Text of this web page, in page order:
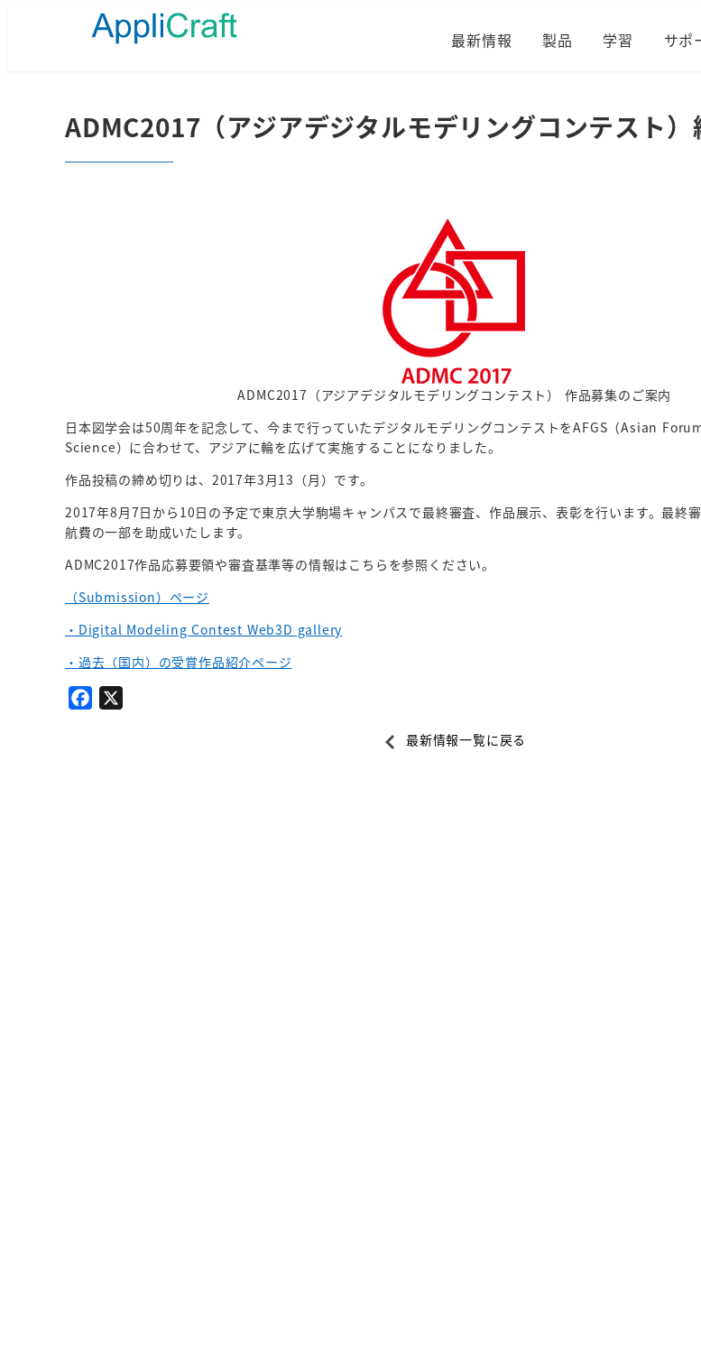
最新情報 製品 学習 サポ
ADMC2017（アジアデジタルモデリングコンテスト）
ADMC2017（アジアデジタルモデリングコンテスト） 作品募集のご案内
日本図学会は50周年を記念して、今まで行っていたデジタルモデリングコンテストをAFGS（Asian
Science）に合わせて、アジアに輪を広げて実施することになりました。
作品投稿の締め切りは、2017年3月13（月）です。
2017年8月7日から10日の予定で東京大学駒場キャンパスで最終審査、作品展示、表彰を行います。最終
航費の一部を助成いたします。
ADMC2017作品応募要領や審査基準等の情報はこちらを参照ください。
（Submission）ページ
・Digital Modeling Contest Web3D gallery
・過去（国内）の受賞作品紹介ページ
最新情報一覧に戻る